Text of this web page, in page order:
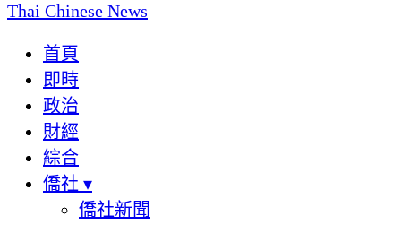
Thai Chinese News
首頁
即時
政治
財經
綜合
僑社 ▾
僑社新聞